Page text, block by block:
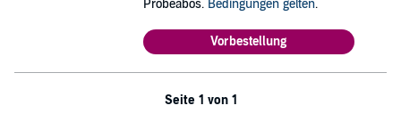
Probeabos. Bedingungen gelten.
Vorbestellung
Seite 1 von 1